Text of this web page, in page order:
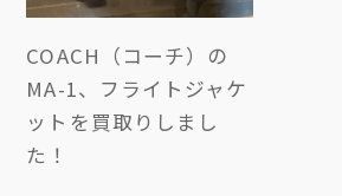
COACH（コーチ）の
MA-1、フライトジャケ
ットを買取りしまし
た！